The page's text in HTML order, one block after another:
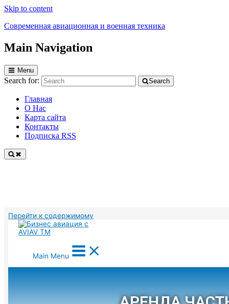
Skip to content
Современная авиационная и военная техника
Вся техника!
Main Navigation
Menu
Search for: Search
Главная
О Нас
Карта сайта
Контакты
Подписка RSS